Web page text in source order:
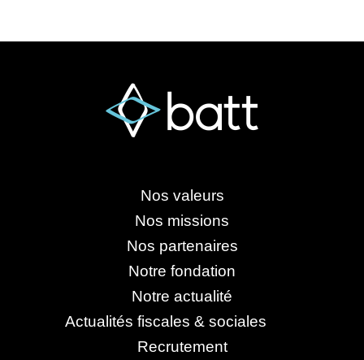
Nos valeurs
Nos missions
Nos partenaires
Notre fondation
Notre actualité
Actualités fiscales & sociales
Recrutement